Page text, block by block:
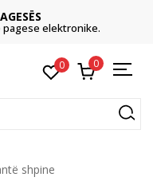
pagese elektronike.
0 0
shpine